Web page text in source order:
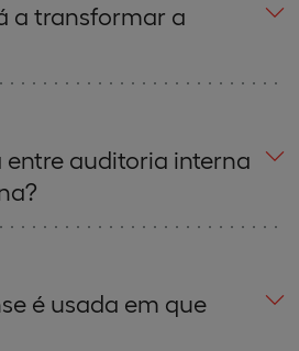
a transformar a
auditoria interna
é usada em que